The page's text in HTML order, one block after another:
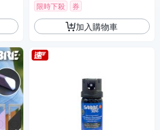
限時下殺 券
加入購物車